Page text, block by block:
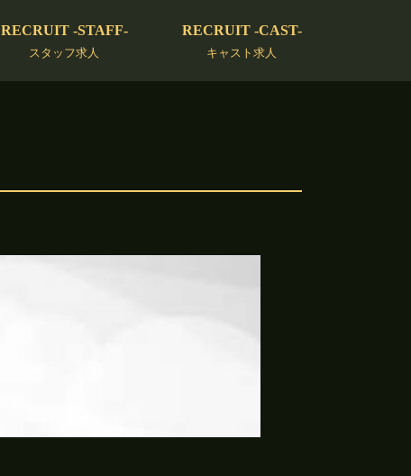
RECRUIT -STAFF-
スタッフ求人
RECRUIT -CAST-
キャスト求人